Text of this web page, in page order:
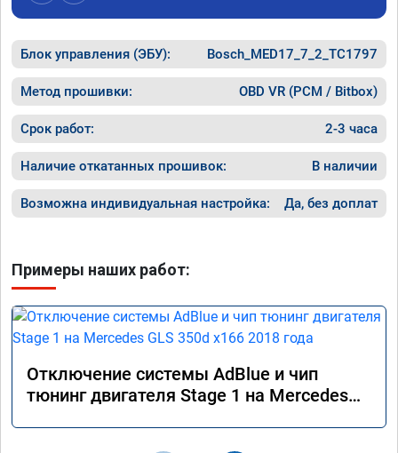
Блок управления (ЭБУ): Bosch_MED17_7_2_TC1797
Метод прошивки: OBD VR (PCM / Bitbox)
Срок работ: 2-3 часа
Наличие откатанных прошивок: В наличии
Возможна индивидуальная настройка: Да, без доплат
Примеры наших работ:
Отключение системы AdBlue и чип
тюнинг двигателя Stage 1 на Mercedes